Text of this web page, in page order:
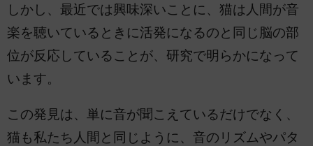
しかし、最近では興味深いことに、猫は人間が音
楽を聴いているときに活発になるのと同じ脳の部
位が反応していることが、研究で明らかになって
います。
この発見は、単に音が聞こえているだけでなく、
猫も私たち人間と同じように、音のリズムやパタ